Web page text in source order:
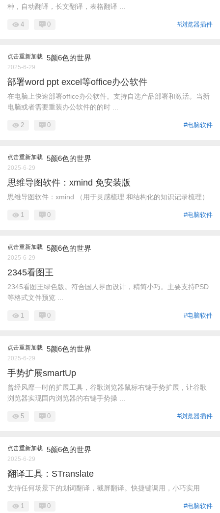
种，自动翻译，长文翻译，表格翻译 ...
#浏览器插件
4 0
点击重新加载 5颜6色的世界
2025-6-29
部署word ppt excel等office办公软件
在电脑上快速部署office办公软件。支持自选产品部署和激活。当新
电脑或者需要重装办公软件的的时 ...
#电脑软件
2 0
点击重新加载 5颜6色的世界
2025-6-29
思维导图软件：xmind 免安装版
思维导图软件：xmind （用于灵感梳理 和结构化的知识记录梳理）
#电脑软件
1 0
点击重新加载 5颜6色的世界
2025-6-29
2345看图王
2345看图王绿色版。符合国人界面设计，精简小巧。主要支持PSD
等格式文件预览 ...
#电脑软件
1 0
点击重新加载 5颜6色的世界
2025-6-29
手势扩展smartUp
曾经风靡一时的扩展工具，谷歌浏览器鼠标右键手势扩展，让谷歌
浏览器实现国内浏览器的右键手势操 ...
#浏览器插件
5 0
点击重新加载 5颜6色的世界
2025-6-29
翻译工具：STranslate
支持任何场景下的划词翻译，截屏翻译。快捷键调用，小巧实用
#电脑软件
1 0